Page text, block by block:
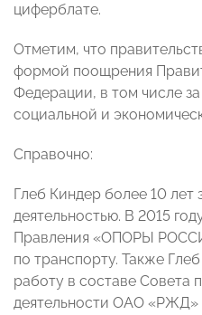
циферблате.
Отметим, что
формой поощрения
Федерации, в том числе
социальной и
Справочно:
Глеб Киндер более 10
деятельностью. В 2015
Правления «ОПОРЫ
по транспорту. Также
работу в составе Совета
деятельности ОАО «РЖД»